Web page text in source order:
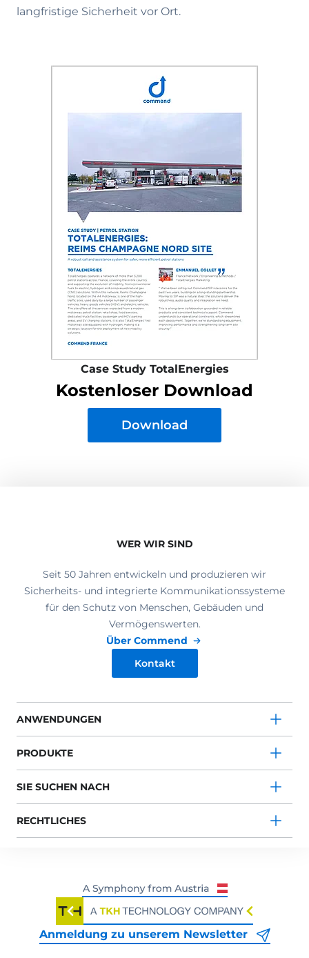
langfristige Sicherheit vor Ort.
Case Study TotalEnergies
Kostenloser Download
Download
WER WIR SIND
Seit 50 Jahren entwickeln und produzieren wir
Sicherheits- und integrierte Kommunikationssysteme
für den Schutz von Menschen, Gebäuden und
Vermögenswerten.
Über Commend
Kontakt
ANWENDUNGEN
PRODUKTE
SIE SUCHEN NACH
RECHTLICHES
Anmeldung zu unserem Newsletter